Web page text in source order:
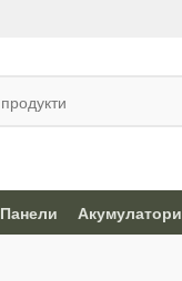
Акумулатори